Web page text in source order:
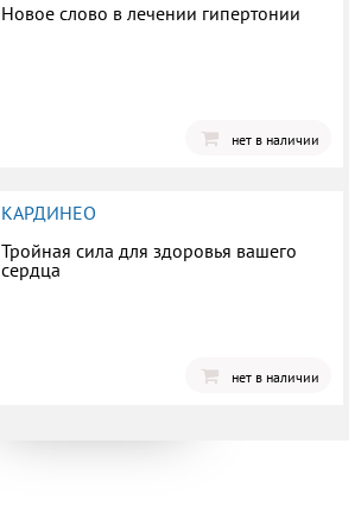
Новое слово в лечении гипертонии
нет в наличии
КАРДИНЕО
Тройная сила для здоровья вашего
сердца
нет в наличии